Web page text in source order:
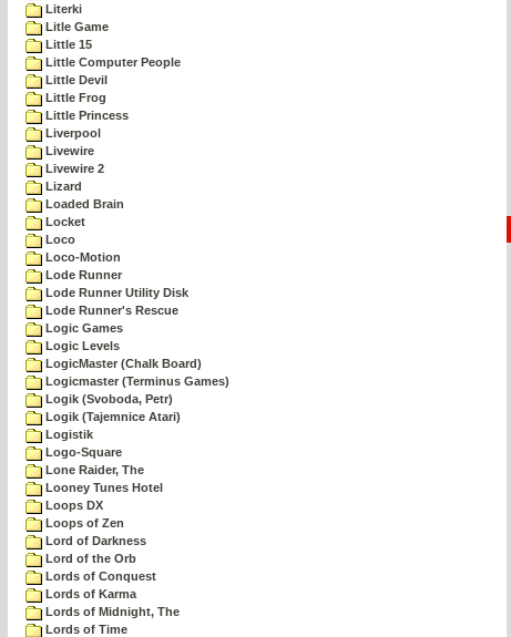
Literki
Litle Game
Little 15
Little Computer People
Little Devil
Little Frog
Little Princess
Liverpool
Livewire
Livewire 2
Lizard
Loaded Brain
Locket
Loco
Loco-Motion
Lode Runner
Lode Runner Utility Disk
Lode Runner's Rescue
Logic Games
Logic Levels
LogicMaster (Chalk Board)
Logicmaster (Terminus Games)
Logik (Svoboda, Petr)
Logik (Tajemnice Atari)
Logistik
Logo-Square
Lone Raider, The
Looney Tunes Hotel
Loops DX
Loops of Zen
Lord of Darkness
Lord of the Orb
Lords of Conquest
Lords of Karma
Lords of Midnight, The
Lords of Time